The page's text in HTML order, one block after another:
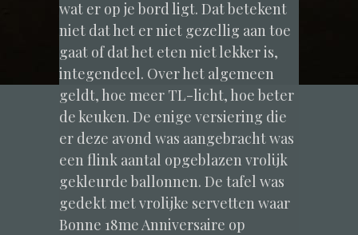
wat er op je bord ligt. Dat betekent
niet dat het er niet gezellig aan toe
gaat of dat het eten niet lekker is,
integendeel. Over het algemeen
geldt, hoe meer TL-licht, hoe beter
de keuken. De enige versiering die
er deze avond was aangebracht was
een flink aantal opgeblazen vrolijk
gekleurde ballonnen. De tafel was
gedekt met vrolijke servetten waar
Bonne 18me Anniversaire op